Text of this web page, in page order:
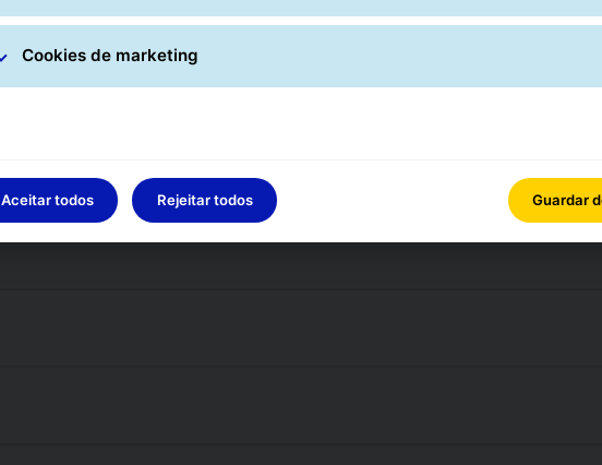
Cookies de marketing
Aceitar todos Rejeitar todos Guardar